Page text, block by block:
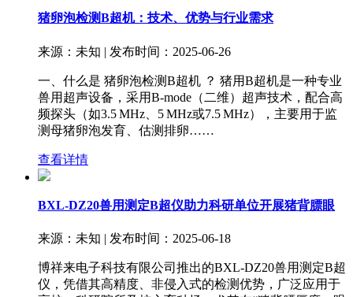
猪卵泡检测B超机：技术、优势与行业需求
来源：未知 | 发布时间：2025-06-26
一、什么是 猪卵泡检测B超机 ？ 猪用B超机是一种专业
兽用超声设备，采用B-mode（二维）超声技术，配合高
频探头（如3.5 MHz、5 MHz或7.5 MHz），主要用于监
测母猪卵泡发育、估测排卵……
查看详情
BXL-DZ20兽用测定B超仪助力科研单位开展猪背膘眼
来源：未知 | 发布时间：2025-06-18
博祥来电子科技有限公司推出的BXL-DZ20兽用测定B超
仪，凭借其高精度、非侵入式的检测优势，广泛应用于